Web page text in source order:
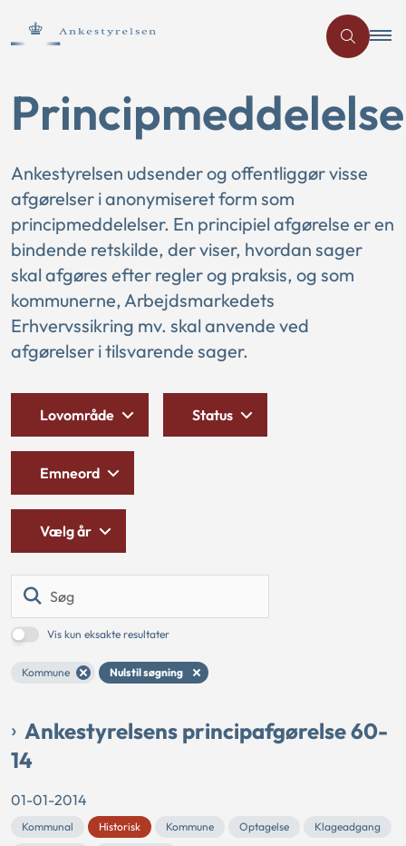
Ankestyrelsen udsender og offentliggør visse
afgørelser i anonymiseret form som
principmeddelelser. En principiel afgørelse er en
bindende retskilde, der viser, hvordan sager
skal afgøres efter regler og praksis, og som
kommunerne, Arbejdsmarkedets
Erhvervssikring mv. skal anvende ved
afgørelser i tilsvarende sager.
Vis kun eksakte resultater
Kommune Nulstil søgning
Lovområde Status
Emneord
Vælg år
Ankestyrelsens principafgørelse 60-
14
01-01-2014
Kommunal Historisk Kommune Optagelse
Klageadgang